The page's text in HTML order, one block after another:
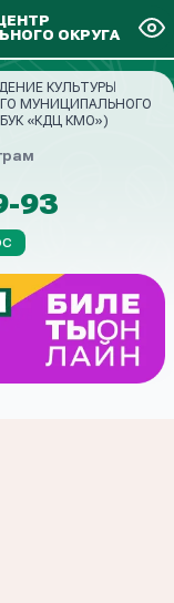
ОКРУГА
КУЛЬТУРЫ
МУНИЦИПАЛЬНОГО
«КДЦ КМО»)
93